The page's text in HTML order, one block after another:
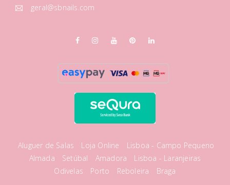
geral@sbnails.com
Aluguer de Salas Loja Online
Lisboa - Campo Pequeno
Almada
Setúbal Amadora
Lisboa - Laranjeiras
Odivelas
Porto Reboleira Braga